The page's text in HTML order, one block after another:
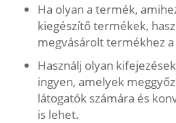
Ha olyan a termék,
kiegészítő termékek,
megvásárolt termékhez
Használj olyan
ingyen, amelyek
látogatók számára és
is lehet.